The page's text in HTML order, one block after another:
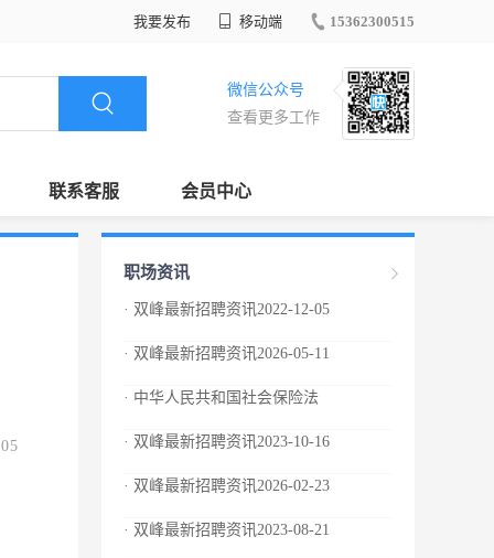
我要发布 移动端 15362300515
微信公众号
查看更多工作
联系客服 会员中心
职场资讯
· 双峰最新招聘资讯2022-12-05
· 双峰最新招聘资讯2026-05-11
· 中华人民共和国社会保险法
· 双峰最新招聘资讯2023-10-16
· 双峰最新招聘资讯2026-02-23
· 双峰最新招聘资讯2023-08-21